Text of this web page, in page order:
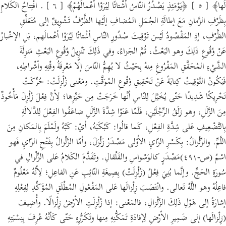
لَها﴾ [ ٥ ] ﴿يَوْمَئِذٍ يَصْدُرُ النّاسُ أشْتاتًا لِيُرَوْا أعْمالَهُمْ﴾ [ ٦ ] . افْتِتاحُ الكَلامِ
بِظَرْفِ الزَّمانِ مَعَ إطالَةِ الجُمَلِ المُضافِ إلَيْها الظَّرْفُ تَشْوِيقٌ إلى مُتَعَلِّقِ
الظَّرْفِ، إذِ المَقْصُودُ لَيْسَ تَوْقِيتَ صُدُورِ النّاسِ أشْتاتًا لِيُرَوْا أعْمالَهم، بَلِ الإخْبارُ
عَنْ وُقُوعِ ذَلِكَ وهو البَعْثُ، ثُمَّ الجَزاءُ، وفي ذَلِكَ تَنْزِيلُ وُقُوعِ البَعْثِ مَنزِلَةَ
الشَّيْءِ المُحَقَّقِ المَفْرُوغِ مِنهُ بِحَيْثُ لا يُهِمُّ النّاسَ إلّا مَعْرِفَةُ وقْتِهِ وأشْراطِهِ،
فَيَكُونُ التَّوْقِيتُ كِنايَةً عَنْ تَحْقِيقِ وُقُوعِ المُوَقَّتِ. ومَعْنى زُلْزِلَتْ: حُرِّكَتْ
تَحْرِيكًا شَدِيدًا حَتّى يُخَيَّلَ لِلنّاسِ أنَّها خَرَجَتْ مِن حَيِّزِها؛ لِأنَّ فِعْلَ زُلْزِلَ مَأْخُوذٌ
مِنَ الزَّلَلِ، وهو زَلَقُ الرِّجْلَيْنِ، فَلَمّا عَنَوْا شِدَّةَ الزَّلَلِ ضاعَفُوا الفِعْلَ لِلدَّلالَةِ
بِالتَّضْعِيفِ عَلى شِدَّةِ الفِعْلِ، كَما قالُوا: كَبْكَبَهُ، أيْ: كَبَّهُ ولَمْلَمَ بِالمَكانِ مِنَ
اللَّمِّ. والزِّلْزالُ: بِكَسْرِ الزّايِ الأوْلى مَصْدَرُ زَلْزَلَ، وأمّا الزَّلْزالُ بِفَتْحِ الزّايِ فَهو
اسْمُ (ص-٤٩١)مَصْدَرٍ كالوَسْواسِ والقَلْقالِ. وتَقَدَّمَ الكَلامُ عَلى الزِّلْزالِ في
سُورَةِ الحَجِّ. وإنَّما بُنِيَ فِعْلُ (زُلْزِلَتْ) بِصِيغَةِ النّائِبِ عَنِ الفاعِلِ؛ لِأنَّهُ مَعْلُومٌ
فاعِلُهُ وهو اللَّهُ تَعالى. وانْتَصَبَ زِلْزالَها عَلى المَفْعُولِ المُطْلَقِ المُؤَكِّدِ لِفِعْلِهِ
إشارَةً إلى هَوْلِ ذَلِكَ الزِّلْزالِ، فالمَعْنى: إذا زُلْزِلَتِ الأرْضُ زِلْزالًا. وأُضِيفَ
(زِلْزالَها) إلى ضَمِيرِ الأرْضِ لِإفادَةِ تَمَكُّنِهِ مِنها وتَكَرُّرِهِ حَتّى كَأنَّهُ عُرِفَ بِنِسْبَتِهِ